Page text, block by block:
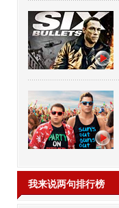
我来说两句排行榜